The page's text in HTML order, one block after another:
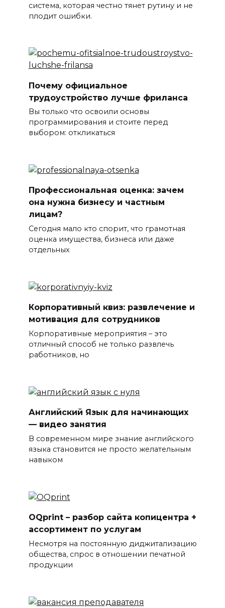
система, которая честно тянет рутину и не
плодит ошибки.
Почему официальное
трудоустройство лучше фриланса
Вы только что освоили основы
программирования и стоите перед
выбором: откликаться
Профессиональная оценка: зачем
она нужна бизнесу и частным
лицам?
Сегодня мало кто спорит, что грамотная
оценка имущества, бизнеса или даже
отдельных
Корпоративный квиз: развлечение и
мотивация для сотрудников
Корпоративные мероприятия – это
отличный способ не только развлечь
работников, но
Английский Язык для начинающих
— видео занятия
В современном мире знание английского
языка становится не просто желательным
навыком
OQprint – разбор сайта копицентра +
ассортимент по услугам
Несмотря на постоянную диджитализацию
общества, спрос в отношении печатной
продукции